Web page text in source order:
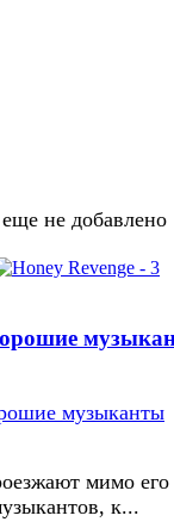
не добавлено
мимо его
к...